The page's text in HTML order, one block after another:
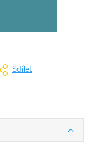
Sdílet